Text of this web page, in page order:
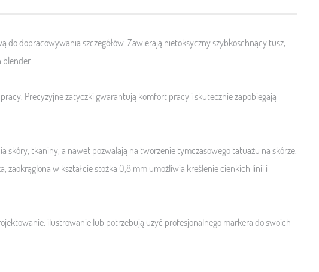
dopracowywania szczegółów. Zawierają nietoksyczny szybkoschnący tusz,
Precyzyjne zatyczki gwarantują komfort pracy i skutecznie zapobiegają
tkaniny, a nawet pozwalają na tworzenie tymczasowego tatuażu na skórze.
zaokrąglona w kształcie stożka 0,8 mm umożliwia kreślenie cienkich linii i
ilustrowanie lub potrzebują użyć profesjonalnego markera do swoich